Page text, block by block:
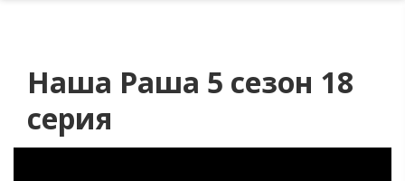
Наша Раша 5 сезон 18
серия